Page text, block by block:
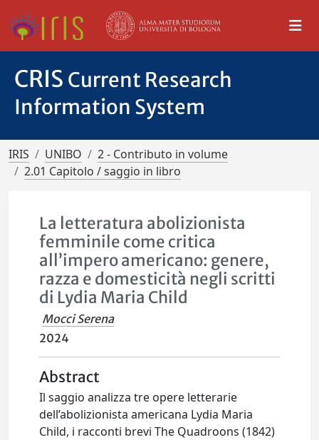
CRIS Current Research
Information System
IRIS UNIBO
2 - Contributo in volume
2.01 Capitolo / saggio in libro
La letteratura abolizionista
femminile come critica
all’impero americano: genere,
razza e domesticità negli scritti
di Lydia Maria Child
Mocci Serena
2024
Abstract
Il saggio analizza tre opere letterarie
dell’abolizionista americana Lydia Maria
Child, i racconti brevi The Quadroons (1842)